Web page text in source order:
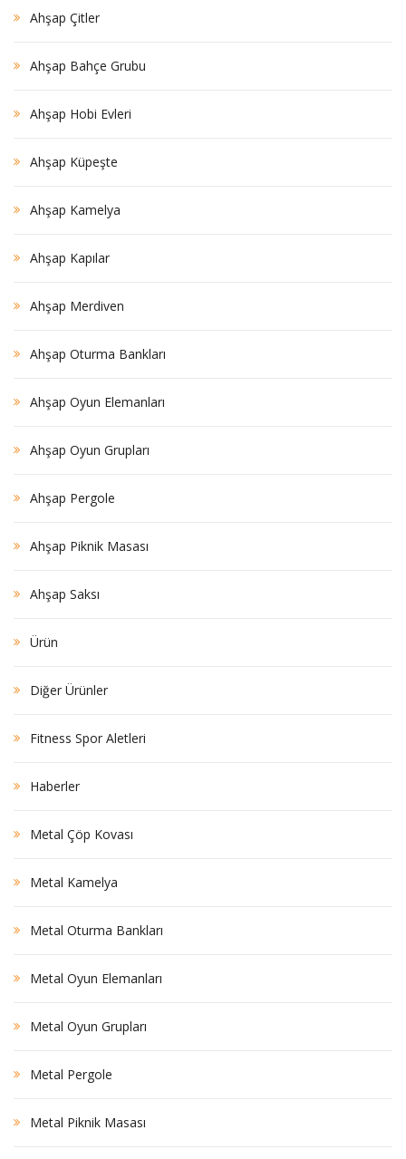
Ahşap Çitler
Ahşap Bahçe Grubu
Ahşap Hobi Evleri
Ahşap Küpeşte
Ahşap Kamelya
Ahşap Kapılar
Ahşap Merdiven
Ahşap Oturma Bankları
Ahşap Oyun Elemanları
Ahşap Oyun Grupları
Ahşap Pergole
Ahşap Piknik Masası
Ahşap Saksı
Ürün
Diğer Ürünler
Fitness Spor Aletleri
Haberler
Metal Çöp Kovası
Metal Kamelya
Metal Oturma Bankları
Metal Oyun Elemanları
Metal Oyun Grupları
Metal Pergole
Metal Piknik Masası